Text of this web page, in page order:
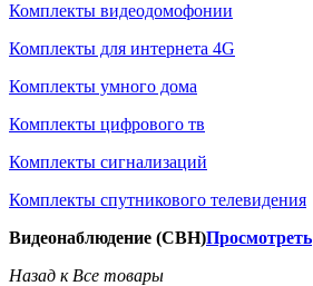
Комплекты видеодомофонии
Комплекты для интернета 4G
Комплекты умного дома
Комплекты цифрового тв
Комплекты сигнализаций
Комплекты спутникового телевидения
Видеонаблюдение (СВН)Просмотреть
Назад к Все товары